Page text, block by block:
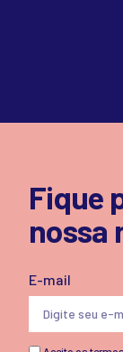
Fique
nossa
E-mail